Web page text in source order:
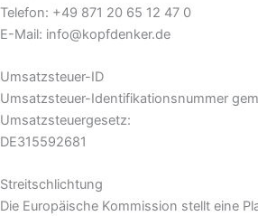
Telefon: +49 871 20 65 12 47 0
E-Mail: info@kopfdenker.de
Umsatzsteuer-ID
Umsatzsteuer-Identifikationsnummer
Umsatzsteuergesetz:
DE315592681
Streitschlichtung
Die Europäische Kommission stellt eine